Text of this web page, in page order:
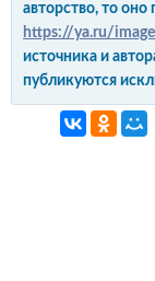
авторство, то оно
https://ya.ru/
источника и
публикуются